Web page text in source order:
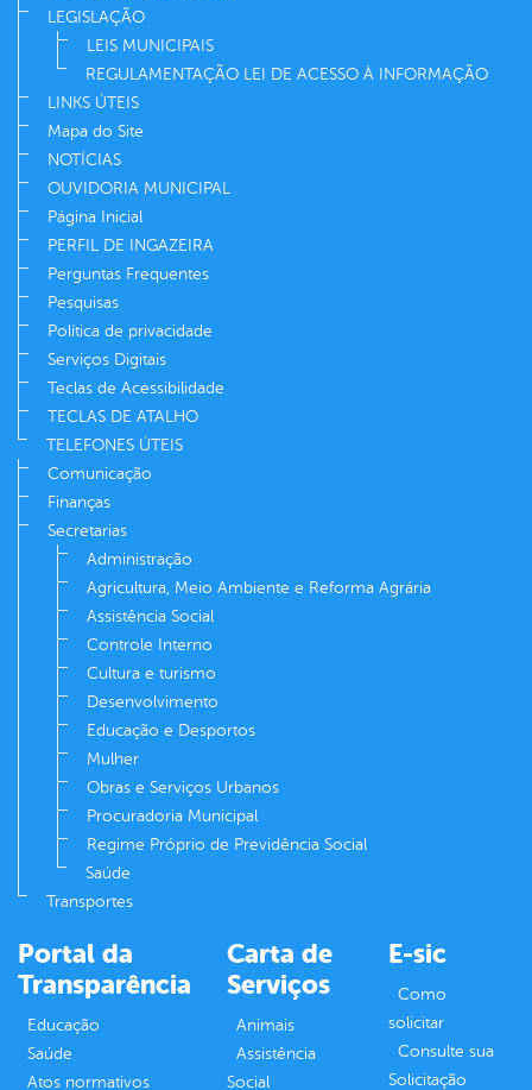
LEGISLAÇÃO
LEIS MUNICIPAIS
REGULAMENTAÇÃO LEI DE ACESSO À INFORMAÇÃO
LINKS ÚTEIS
Mapa do Site
NOTÍCIAS
OUVIDORIA MUNICIPAL
Página Inicial
PERFIL DE INGAZEIRA
Perguntas Frequentes
Pesquisas
Política de privacidade
Serviços Digitais
Teclas de Acessibilidade
TECLAS DE ATALHO
TELEFONES ÚTEIS
Comunicação
Finanças
Secretarias
Administração
Agricultura, Meio Ambiente e Reforma Agrária
Assistência Social
Controle Interno
Cultura e turismo
Desenvolvimento
Educação e Desportos
Mulher
Obras e Serviços Urbanos
Procuradoria Municipal
Regime Próprio de Previdência Social
Saúde
Transportes
Portal da
Transparência
Educação
Saúde
Atos normativos
Carta de
Serviços
Animais
Assistência
Social
E-sic
Como
solicitar
Consulte sua
Solicitação